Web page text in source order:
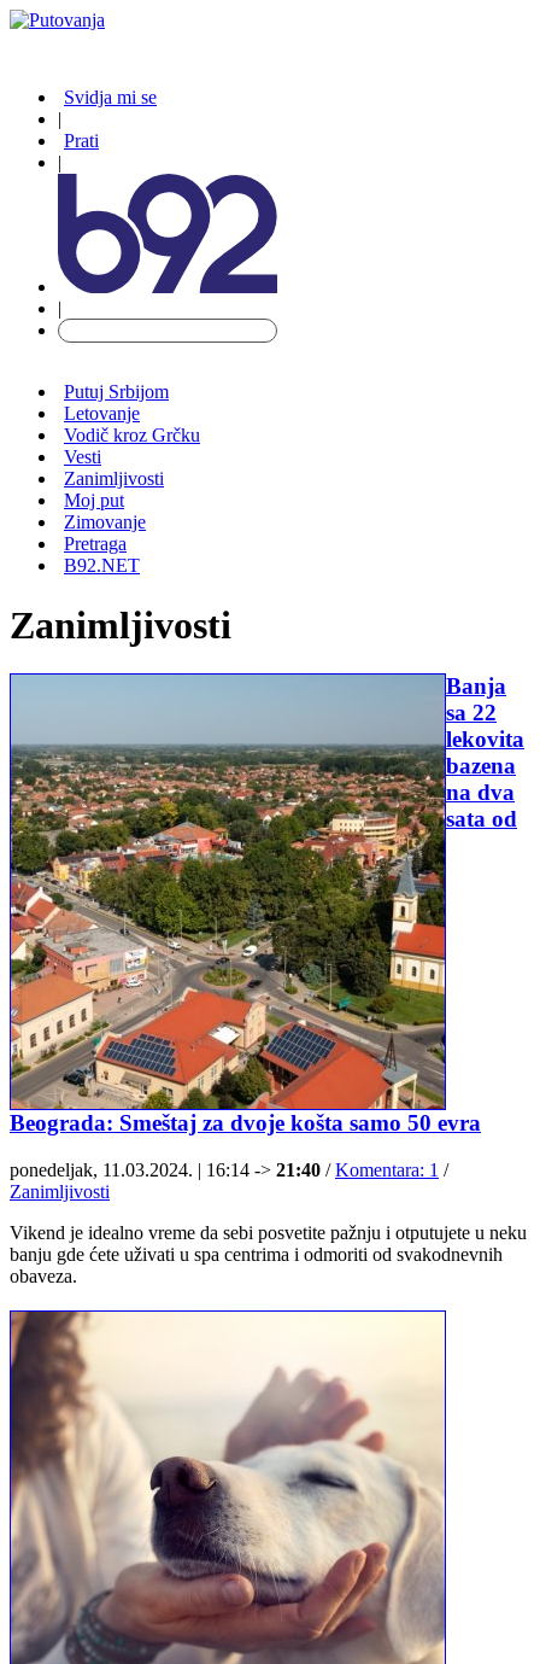
Svidja mi se
|
Prati
|
|
Putuj Srbijom
Letovanje
Vodič kroz Grčku
Vesti
Zanimljivosti
Moj put
Zimovanje
Pretraga
B92.NET
Zanimljivosti
Banja
sa 22
lekovita
bazena
na dva
sata od
Beograda: Smeštaj za dvoje košta samo 50 evra
ponedeljak, 11.03.2024. | 16:14 -> 21:40 / Komentara: 1 /
Zanimljivosti
Vikend je idealno vreme da sebi posvetite pažnju i otputujete u neku
banju gde ćete uživati u spa centrima i odmoriti od svakodnevnih
obaveza.